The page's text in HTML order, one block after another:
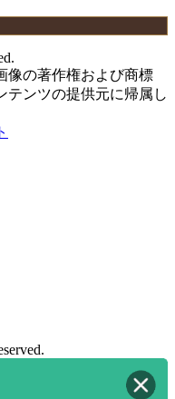
像の著作権および商標
テンツの提供元に帰属し